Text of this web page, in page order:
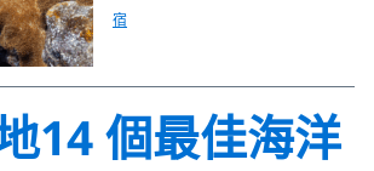
宿
14 個最佳海洋